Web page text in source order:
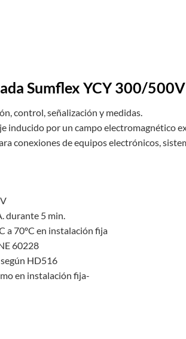
Sumflex YCY 300/500V
control, señalización y medidas.
inducido por un campo electromagnético
conexiones de equipos electrónicos,
durante 5 min.
a 70ºC en instalación fija
60228
HD516
en instalación fija-